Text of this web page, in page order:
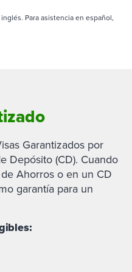
Para asistencia en español,
Garantizados por
Depósito (CD). Cuando
Ahorros o en un CD
garantía para un